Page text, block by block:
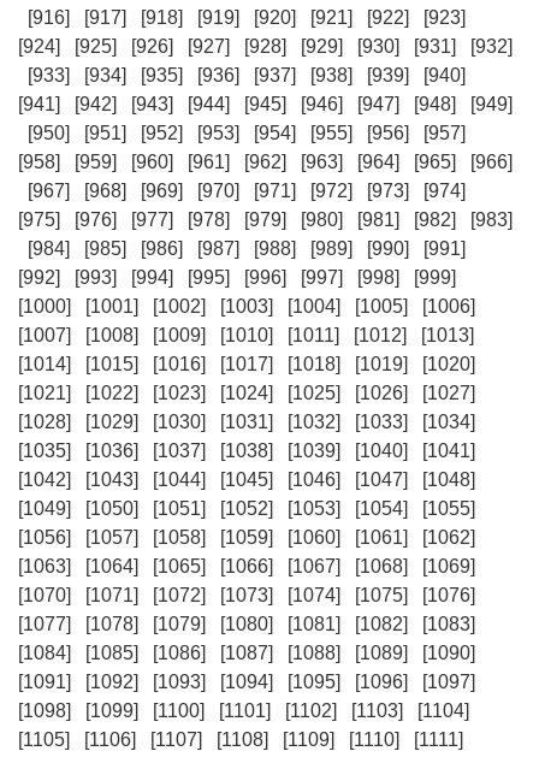
[916] [917] [918] [919] [920] [921] [922]
[923]
[924]
[925] [926] [927] [928] [929] [930] [931]
[932]
[933]
[934] [935] [936] [937] [938] [939]
[940]
[941]
[942] [943] [944] [945] [946] [947] [948]
[949]
[950]
[951] [952] [953] [954] [955] [956]
[957]
[958]
[959] [960] [961] [962] [963] [964] [965]
[966]
[967]
[968] [969] [970] [971] [972] [973]
[974]
[975]
[976] [977] [978] [979] [980] [981] [982]
[983]
[984]
[985] [986] [987] [988] [989] [990]
[991]
[992]
[993] [994] [995] [996] [997] [998]
[999]
[1000]
[1001] [1002] [1003] [1004] [1005]
[1006]
[1007]
[1008] [1009] [1010] [1011] [1012]
[1013]
[1014]
[1015] [1016] [1017] [1018] [1019]
[1020]
[1021]
[1022] [1023] [1024] [1025] [1026]
[1027]
[1028]
[1029] [1030] [1031] [1032] [1033]
[1034]
[1035]
[1036] [1037] [1038] [1039] [1040]
[1041]
[1042]
[1043] [1044] [1045] [1046] [1047]
[1048]
[1049]
[1050] [1051] [1052] [1053] [1054]
[1055]
[1056]
[1057] [1058] [1059] [1060] [1061]
[1062]
[1063]
[1064] [1065] [1066] [1067] [1068]
[1069]
[1070]
[1071] [1072] [1073] [1074] [1075]
[1076]
[1077]
[1078] [1079] [1080] [1081] [1082]
[1083]
[1084]
[1085] [1086] [1087] [1088] [1089]
[1090]
[1091]
[1092] [1093] [1094] [1095] [1096]
[1097]
[1098]
[1099] [1100] [1101] [1102] [1103]
[1104]
[1105]
[1106] [1107] [1108] [1109] [1110]
[1111]